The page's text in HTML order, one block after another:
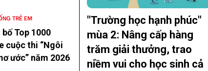
TRẺ EM
bố Top 1000
cuộc thi “Ngôi
ước” năm 2026
"Trường học hạnh phúc"
mùa 2: Nâng cấp hàng
trăm giải thưởng, trao
niềm vui cho học sinh cả